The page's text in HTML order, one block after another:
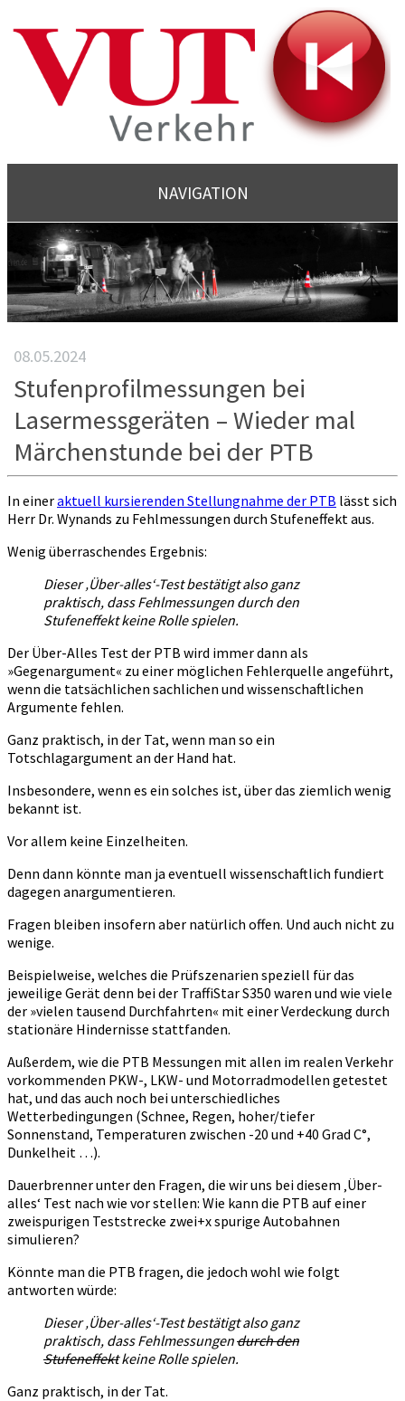
NAVIGATION
08.05.2024
Stufenprofilmessungen bei
Lasermessgeräten – Wieder mal
Märchenstunde bei der PTB
In eineraktuell kursierenden Stellungnahme der PTB lässt sich
Herr Dr. Wynands zu Fehlmessungen durch Stufeneffekt aus.
Wenig überraschendes Ergebnis:
Dieser ‚Über-alles‘-Test bestätigt also ganz
praktisch, dass Fehlmessungen durch den
Stufeneffekt keine Rolle spielen.
Der Über-Alles Test der PTB wird immer dann als
»Gegenargument« zu einer möglichen Fehlerquelle angeführt,
wenn die tatsächlichen sachlichen und wissenschaftlichen
Argumente fehlen.
Ganz praktisch, in der Tat, wenn man so ein
Totschlagargument an der Hand hat.
Insbesondere, wenn es ein solches ist, über das ziemlich wenig
bekannt ist.
Vor allem keine Einzelheiten.
Denn dann könnte man ja eventuell wissenschaftlich fundiert
dagegen anargumentieren.
Fragen bleiben insofern aber natürlich offen. Und auch nicht zu
wenige.
Beispielweise, welches die Prüfszenarien speziell für das
jeweilige Gerät denn bei der TraffiStar S350 waren und wie viele
der »vielen tausend Durchfahrten« mit einer Verdeckung durch
stationäre Hindernisse stattfanden.
Außerdem, wie die PTB Messungen mit allen im realen Verkehr
vorkommenden PKW-, LKW- und Motorradmodellen getestet
hat, und das auch noch bei unterschiedliches
Wetterbedingungen (Schnee, Regen, hoher/tiefer
Sonnenstand, Temperaturen zwischen -20 und +40 Grad C°,
Dunkelheit …).
Dauerbrenner unter den Fragen, die wir uns bei diesem ‚Über-
alles‘ Test nach wie vor stellen: Wie kann die PTB auf einer
zweispurigen Teststrecke zwei+x spurige Autobahnen
simulieren?
Könnte man die PTB fragen, die jedoch wohl wie folgt
antworten würde:
Dieser ‚Über-alles‘-Test bestätigt also ganz
praktisch, dass Fehlmessungendurch den
Stufeneffektkeine Rolle spielen.
Ganz praktisch, in der Tat.